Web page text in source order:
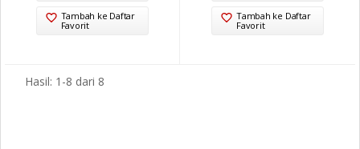
Tambah ke Daftar
Favorit
Tambah ke Daftar
Favorit
Hasil: 1-8 dari 8